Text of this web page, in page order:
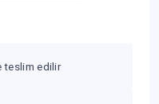
teslim edilir